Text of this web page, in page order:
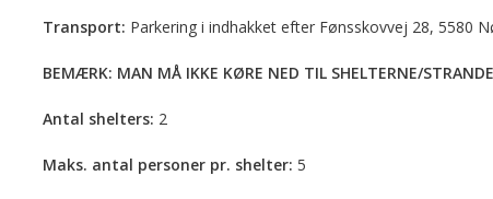
Transport: Parkering i indhakket efter Fønsskovvej 28, 5580
BEMÆRK: MAN MÅ IKKE KØRE NED TIL SHELTERNE/
Antal shelters: 2
Maks. antal personer pr. shelter: 5